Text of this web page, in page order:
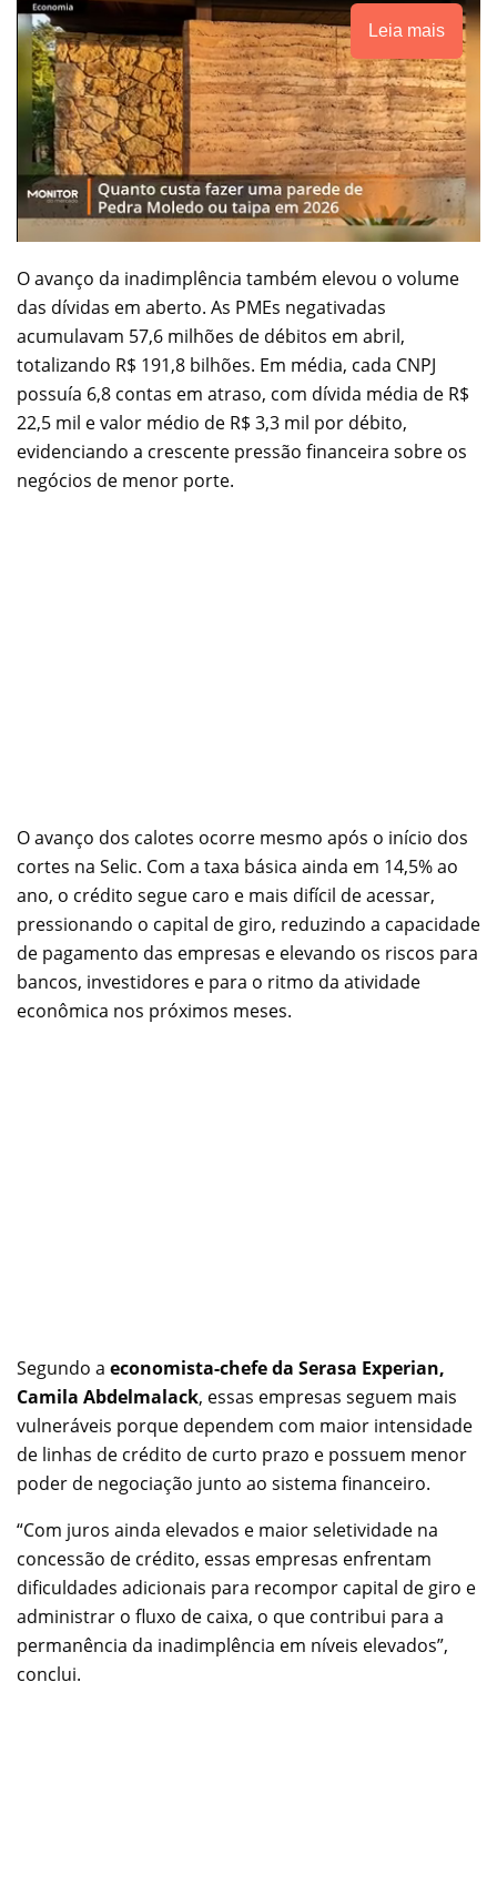
Leia mais
O avanço da inadimplência também elevou o volume
das dívidas em aberto. As PMEs negativadas
acumulavam 57,6 milhões de débitos em abril,
totalizando R$ 191,8 bilhões. Em média, cada CNPJ
possuía 6,8 contas em atraso, com dívida média de R$
22,5 mil e valor médio de R$ 3,3 mil por débito,
evidenciando a crescente pressão financeira sobre os
negócios de menor porte.
O avanço dos calotes ocorre mesmo após o início dos
cortes na Selic. Com a taxa básica ainda em 14,5% ao
ano, o crédito segue caro e mais difícil de acessar,
pressionando o capital de giro, reduzindo a capacidade
de pagamento das empresas e elevando os riscos para
bancos, investidores e para o ritmo da atividade
econômica nos próximos meses.
Segundo a economista-chefe da Serasa Experian,
Camila Abdelmalack, essas empresas seguem mais
vulneráveis porque dependem com maior intensidade
de linhas de crédito de curto prazo e possuem menor
poder de negociação junto ao sistema financeiro.
“Com juros ainda elevados e maior seletividade na
concessão de crédito, essas empresas enfrentam
dificuldades adicionais para recompor capital de giro e
administrar o fluxo de caixa, o que contribui para a
permanência da inadimplência em níveis elevados”,
conclui.